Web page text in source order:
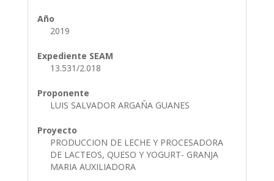
Año
2019
Expediente SEAM
13.531/2.018
Proponente
LUIS SALVADOR ARGAÑA GUANES
Proyecto
PRODUCCION DE LECHE Y PROCESADORA
DE LACTEOS, QUESO Y YOGURT- GRANJA
MARIA AUXILIADORA